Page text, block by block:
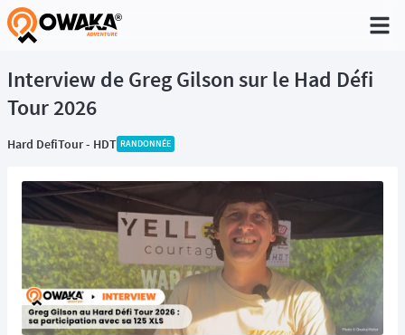
®
Interview de Greg Gilson sur le Had Défi
Tour 2026
Hard DefiTour - HDT RANDONNÉE